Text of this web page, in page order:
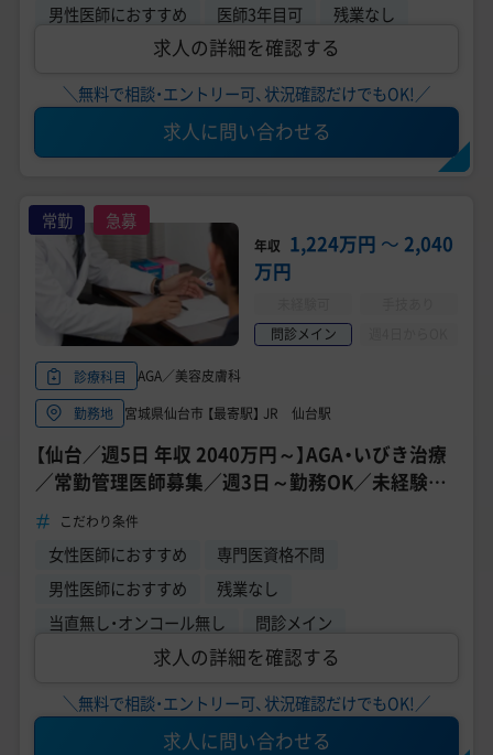
男性医師におすすめ
医師3年目可 残業なし
求人の詳細を確認する
＼無料で相談・エントリー可、状況確認だけでもOK!／
求人に問い合わせる
常勤 急募
年収 1,224万円 〜 2,040
万円
問診メイン
診療科目
AGA／美容皮膚科
勤務地
宮城県仙台市 【最寄駅】 JR 仙台駅
【仙台／週5日 年収 2040万円～】AGA・いびき治療
／常勤管理医師募集／週3日～勤務OK／未経験応
募可能
こだわり条件
女性医師におすすめ
専門医資格不問
男性医師におすすめ
残業なし
当直無し・オンコール無し
問診メイン
求人の詳細を確認する
＼無料で相談・エントリー可、状況確認だけでもOK!／
求人に問い合わせる